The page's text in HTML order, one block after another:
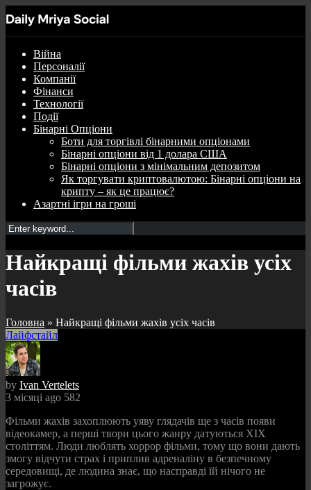
Війна
Персоналії
Компанії
Фінанси
Технології
Події
Бінарні Опціони
Боти для торгівлі бінарними опціонами
Бінарні опціони від 1 долара США
Бінарні опціони з мінімальним депозитом
Як торгувати криптовалютою: Бінарні опціони на
крипту – як це працює?
Азартні ігри на гроші
Найкращі фільми жахів усіх
часів
Головна » Найкращі фільми жахів усіх часів
Лайфстайл
by Ivan Vertelets
3 місяці ago 582
Фільми жахів захоплюють уяву глядачів ще з часів появи
відеокамер, а перші твори цього жанру датуються XIX
століттям. Люди люблять хоррор фільми, тому що вони дають
змогу відчути страх і приплив адреналіну в безпечному
середовищі, де людина знає, що насправді їй нічого не
загрожує.